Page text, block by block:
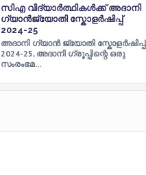
സിഎ വിദ്യാർത്ഥികൾക്ക് അദാനി
ഗ്യാൻജ്യോതി സ്കോളർഷിപ്പ്
2024-25
അദാനി ഗ്യാൻ ജ്യോതി സ്കോളർഷിപ്പ്
2024-25, അദാനി ഗ്രൂപ്പിന്റെ ഒരു
സംരംഭമ…